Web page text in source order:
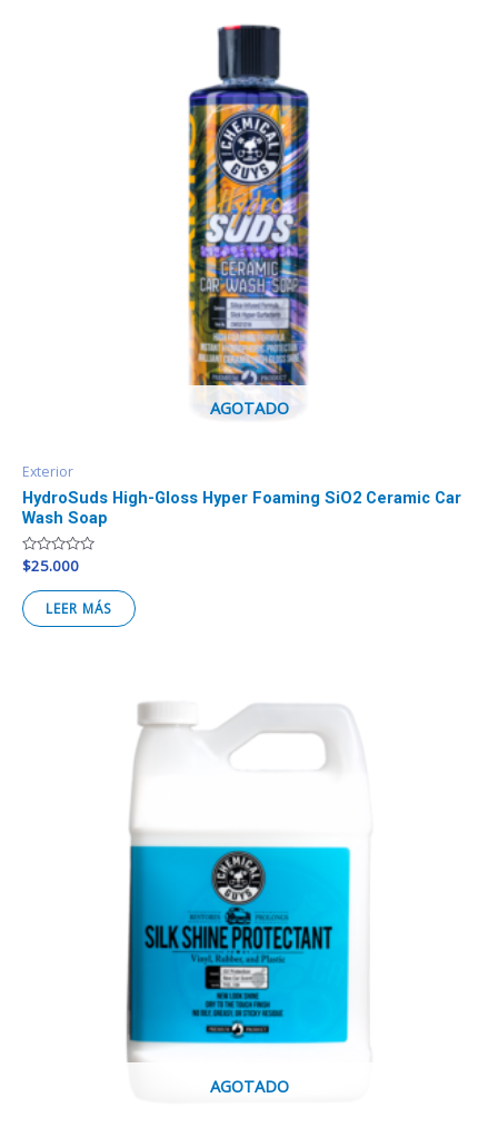
AGOTADO
Exterior
HydroSuds High-Gloss Hyper Foaming SiO2 Ceramic Car
Wash Soap
Valorado
en
de
5
$25.000
LEER MÁS
AGOTADO